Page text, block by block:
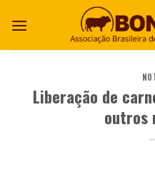
Liberação de
outros